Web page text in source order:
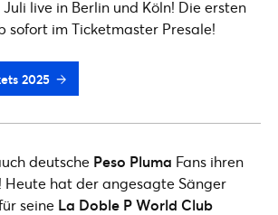
live in Berlin und Köln! Die ersten
sofort im Ticketmaster Presale!
2025
deutsche Peso Pluma Fans ihren
Heute hat der angesagte Sänger
seine La Doble P World Club